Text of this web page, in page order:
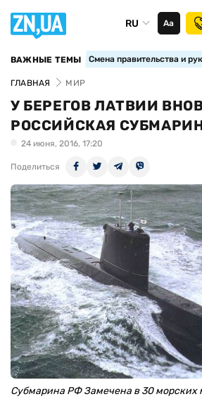
RU Аа
ВАЖНЫЕ ТЕМЫ Смена правительства и
ГЛАВНАЯ МИР
У БЕРЕГОВ ЛАТВИИ
РОССИЙСКАЯ
24 июня, 2016, 17:20
Поделиться
Субмарина РФ Замечена в 30 морских